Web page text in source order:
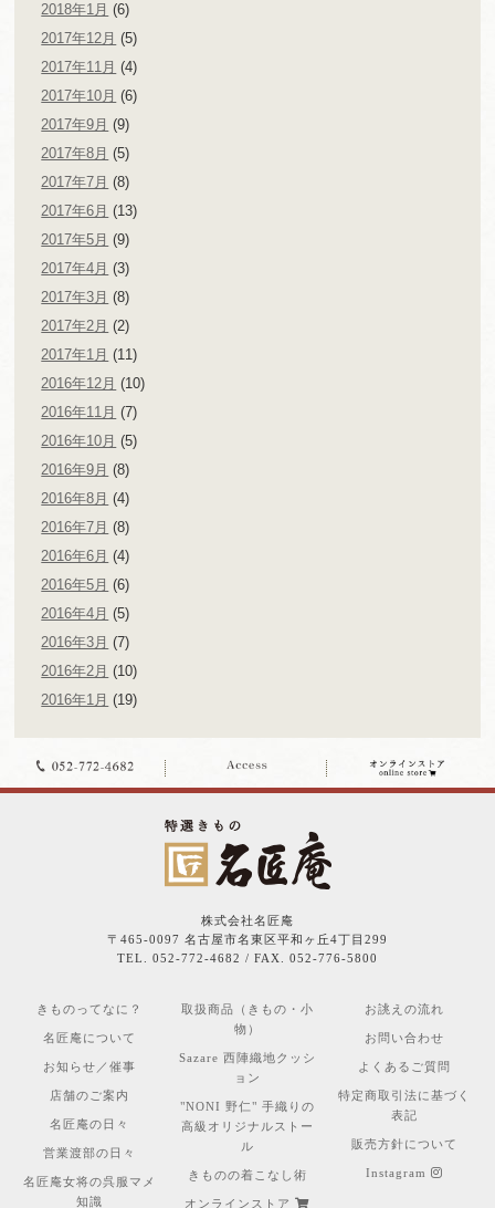
2018年1月 (6)
2017年12月 (5)
2017年11月 (4)
2017年10月 (6)
2017年9月 (9)
2017年8月 (5)
2017年7月 (8)
2017年6月 (13)
2017年5月 (9)
2017年4月 (3)
2017年3月 (8)
2017年2月 (2)
2017年1月 (11)
2016年12月 (10)
2016年11月 (7)
2016年10月 (5)
2016年9月 (8)
2016年8月 (4)
2016年7月 (8)
2016年6月 (4)
2016年5月 (6)
2016年4月 (5)
2016年3月 (7)
2016年2月 (10)
2016年1月 (19)
株式会社名匠庵
〒465-0097 名古屋市名東区平和ヶ丘4丁目299
TEL. 052-772-4682 / FAX. 052-776-5800
きものってなに？
名匠庵について
お知らせ／催事
店舗のご案内
名匠庵の日々
営業渡部の日々
名匠庵女将の呉服マメ
知識
取扱商品（きもの・小
物）
Sazare 西陣織地クッシ
ョン
"NONI 野仁" 手織りの
高級オリジナルストー
ル
きものの着こなし術
オンラインストア
お誂えの流れ
お問い合わせ
よくあるご質問
特定商取引法に基づく
表記
販売方針について
Instagram